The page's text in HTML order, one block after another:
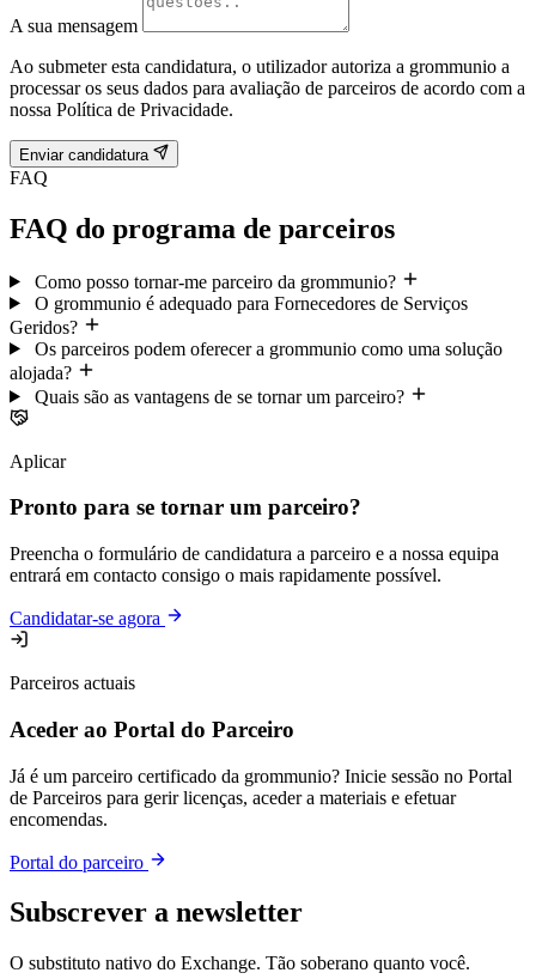
A sua mensagem
Ao submeter esta candidatura, o utilizador autoriza a grommunio a
processar os seus dados para avaliação de parceiros de acordo com a
nossa Política de Privacidade.
Enviar candidatura
FAQ
FAQ do programa de parceiros
Como posso tornar-me parceiro da grommunio?
O grommunio é adequado para Fornecedores de Serviços
Geridos?
Os parceiros podem oferecer a grommunio como uma solução
alojada?
Quais são as vantagens de se tornar um parceiro?
Aplicar
Pronto para se tornar um parceiro?
Preencha o formulário de candidatura a parceiro e a nossa equipa
entrará em contacto consigo o mais rapidamente possível.
Candidatar-se agora
Parceiros actuais
Aceder ao Portal do Parceiro
Já é um parceiro certificado da grommunio? Inicie sessão no Portal
de Parceiros para gerir licenças, aceder a materiais e efetuar
encomendas.
Portal do parceiro
Subscrever a newsletter
O substituto nativo do Exchange. Tão soberano quanto você.